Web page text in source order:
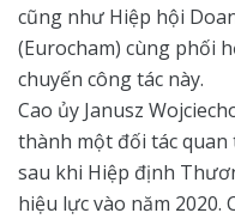
cũng như Hiệp hội
(Eurocham) cùng phối
chuyến công tác này.
Cao ủy Janusz
thành một đối tác quan
sau khi Hiệp định
hiệu lực vào năm 2020.